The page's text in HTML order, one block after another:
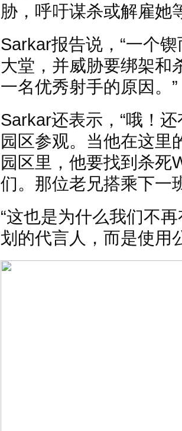
胁，呼吁谋杀或解雇她
Sarkar报告说，“一个
大堂，并威胁要绑架和
一名优秀射手的原因。”
Sarkar还表示，“哦！
园区参观。当他在这里
园区里，他要找到杀死
们。那位老兄搭乘下一
“这也是为什么我们不
划的代言人，而是使用